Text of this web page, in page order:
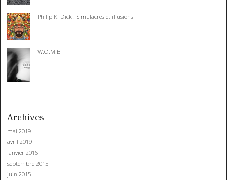
Philip K. Dick : Simulacres et illusions
W.O.M.B
Archives
mai 2019
avril 2019
janvier 2016
septembre 2015
juin 2015